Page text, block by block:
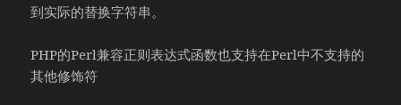
到实际的替换字符串。
PHP的Perl兼容正则表达式函数也支持在Perl中不支持的
其他修饰符